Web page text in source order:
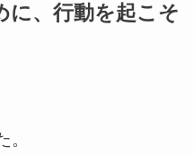
に、行動を起こそ